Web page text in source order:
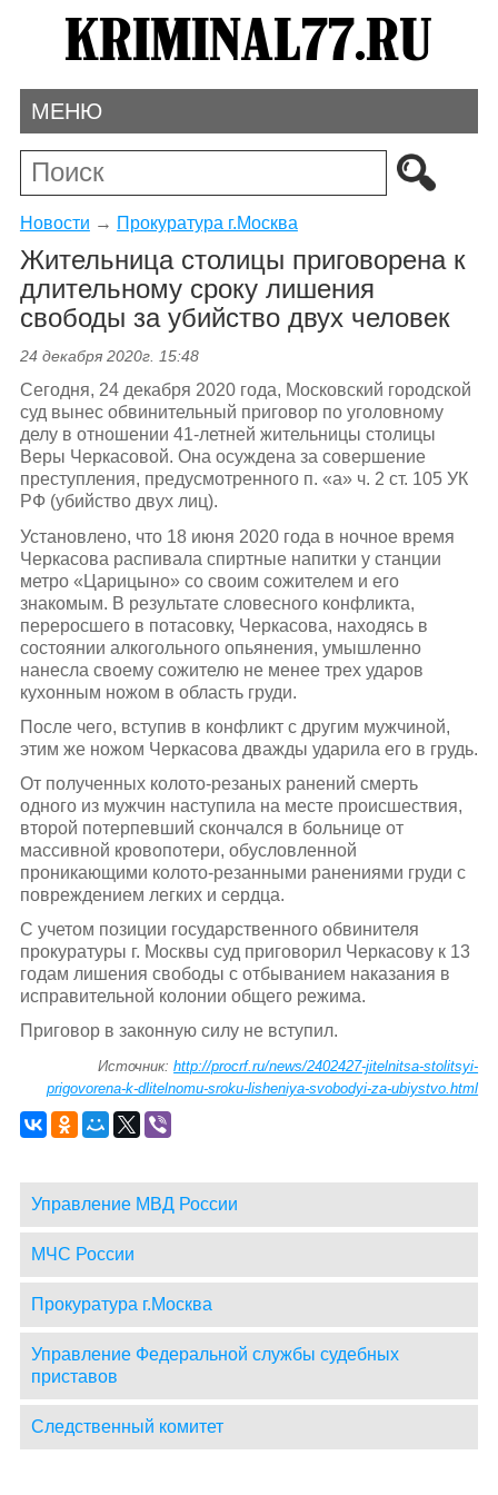
МЕНЮ
Новости → Прокуратура г.Москва
Жительница столицы приговорена к
длительному сроку лишения
свободы за убийство двух человек
24 декабря 2020г. 15:48
Сегодня, 24 декабря 2020 года, Московский городской
суд вынес обвинительный приговор по уголовному
делу в отношении 41-летней жительницы столицы
Веры Черкасовой. Она осуждена за совершение
преступления, предусмотренного п. «а» ч. 2 ст. 105 УК
РФ (убийство двух лиц).
Установлено, что 18 июня 2020 года в ночное время
Черкасова распивала спиртные напитки у станции
метро «Царицыно» со своим сожителем и его
знакомым. В результате словесного конфликта,
переросшего в потасовку, Черкасова, находясь в
состоянии алкогольного опьянения, умышленно
нанесла своему сожителю не менее трех ударов
кухонным ножом в область груди.
После чего, вступив в конфликт с другим мужчиной,
этим же ножом Черкасова дважды ударила его в грудь.
От полученных колото-резаных ранений смерть
одного из мужчин наступила на месте происшествия,
второй потерпевший скончался в больнице от
массивной кровопотери, обусловленной
проникающими колото-резанными ранениями груди с
повреждением легких и сердца.
С учетом позиции государственного обвинителя
прокуратуры г. Москвы суд приговорил Черкасову к 13
годам лишения свободы с отбыванием наказания в
исправительной колонии общего режима.
Приговор в законную силу не вступил.
Источник:http://procrf.ru/news/2402427-jitelnitsa-stolitsyi-
prigovorena-k-dlitelnomu-sroku-lisheniya-svobodyi-za-ubiystvo.html
Управление МВД России
МЧС России
Прокуратура г.Москва
Управление Федеральной службы судебных
приставов
Следственный комитет